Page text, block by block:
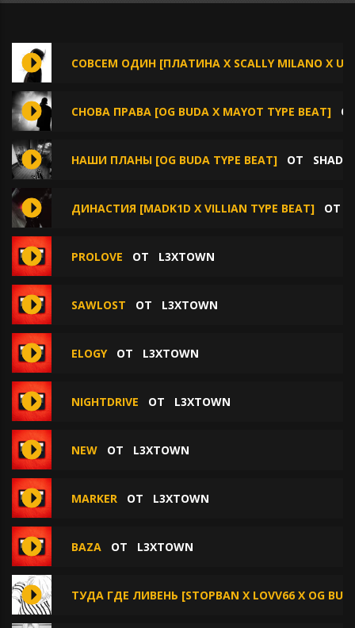
СОВСЕМ ОДИН [ПЛАТИНА X SCALLY MILANO X
СНОВА ПРАВА [OG BUDA X MAYOT TYPE BEAT]
НАШИ ПЛАНЫ [OG BUDA TYPE BEAT] ОТ
ДИНАСТИЯ [MADK1D X VILLIAN TYPE BEAT] ОТ
PROLOVE ОТ L3XTOWN
SAWLOST ОТ L3XTOWN
ELOGYОТ L3XTOWN
NIGHTDRIVE ОТ L3XTOWN
NEW ОТ L3XTOWN
MARKER ОТ L3XTOWN
BAZA ОТ L3XTOWN
ТУДА ГДЕ ЛИВЕНЬ [STOPBAN X LOVV66 X OG